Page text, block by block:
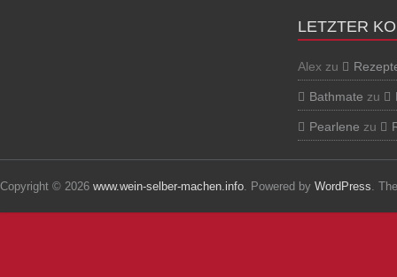
LETZTER
Alex zu
Bathmate zu
Pearlene zu
Copyright © 2026 www.wein-selber-machen.info. Powered by WordPress.